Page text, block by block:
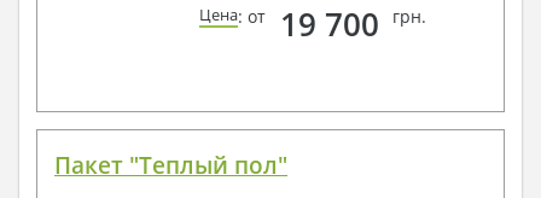
Цена: от 19 700 грн.
Пакет "Теплый пол"